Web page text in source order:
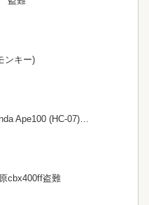
ンキー)
Ape100 (HC-07)…
cbx400ff盗難